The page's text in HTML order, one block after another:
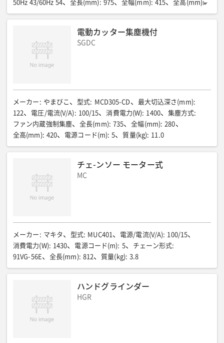
50Hz 43/60Hz 54 全長(mm): 975 全幅(mm): 415 全高(mm):
415
質量(kg): 47 電源コード(m): 5
電動カッター集塵機付
SGDC
メーカー : やまびこ 型式: MCD305-CD 最大切込深さ(mm):
122
電圧/電流(V/A): 100/15 消費電力(W): 1400 集塵方式:
ファン内蔵強制集塵
全長(mm): 735 全幅(mm): 280
全高(mm): 420 電源コード(m): 5 質量(kg): 11.0
チェ-ンソー モーター式
MC
メーカー : マキタ 型式: MUC401 電源/電流(V/A): 100/15
消費電力(W): 1430 電源コード(m): 5 チェーン形式:
91VG-56E
全長(mm): 812 質量(kg): 3.8
ハンドグラインダー
HGR